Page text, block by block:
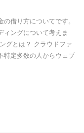
借り方についてです。
ィングについて考えま
グとは？ クラウドファ
特定多数の人からウェブ